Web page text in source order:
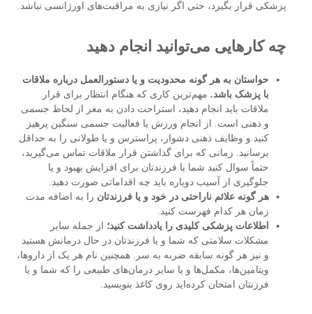
پزشکی قرار بگیرد، حتی اگر نیازی به مراقبت‌های اورژانسی نباشد.
چه کارهایی می‌توانید انجام دهید
حواستان به هر گونه محدودیت و یا دستورالعمل درباره ملاقات
با پزشک باشد.مهم‌ترین کاری که هنگام انتظار برای قرار
ملاقات باید انجام دهید، استراحت دادن به مغز از لحاظ جسمی
و ذهنی است. از انجام ورزش یا فعالیت جسمی سنگین پرهیز
کنید و وظایف ذهنی دشوار، پراسترس و یا طولانی را به حداقل
برسانید. زمانی که برای گذاشتن قرار ملاقات تماس می‌گیرید،
حتماً سوال کنید شما یا فرزندتان برای افزایش بهبود و یا
جلوگیری از آسیب دوباره باید چه اقداماتی صورت دهید.
هر گونه علائم ناراحتی در خود و یا فرزندتان را به اضافه مدت
زمان هر کدام فهرست کنید.
اطلاعات پزشکی کلیدی را یادداشت کنید؛ از جمله سایر
مشکلات سلامتی که شما و یا فرزندتان در حال درمانش هستید
و نیز هر گونه سابقه ضربه به سر. همچنین نام هر یک از داروها،
ویتامین‌ها، مکمل‌ها و یا سایر درمان‌های طبیعی را که شما و یا
فرزنتان امتحان کرده‌اید روی کاغذ بنویسید.